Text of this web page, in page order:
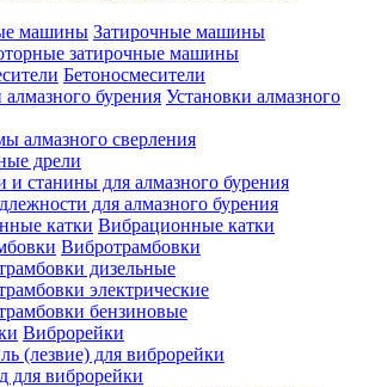
Затирочные машины
затирочные машины
Бетоносмесители
Установки алмазного
алмазного сверления
дрели
и станины для алмазного бурения
для алмазного бурения
Вибрационные катки
Вибротрамбовки
дизельные
электрические
бензиновые
Виброрейки
(лезвие) для виброрейки
для виброрейки